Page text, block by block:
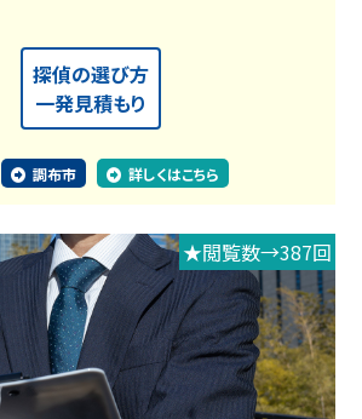
探偵の選び方
一発見積もり
調布市 詳しくはこちら
★閲覧数→387回